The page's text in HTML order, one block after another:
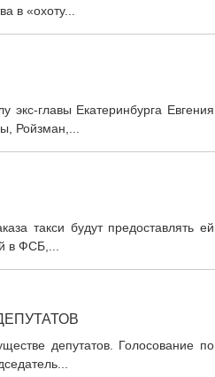
в «охоту...
экс-главы Екатеринбурга Евгения
Ройзман,...
такси будут предоставлять ей
в ФСБ,...
депутатов. Голосование по